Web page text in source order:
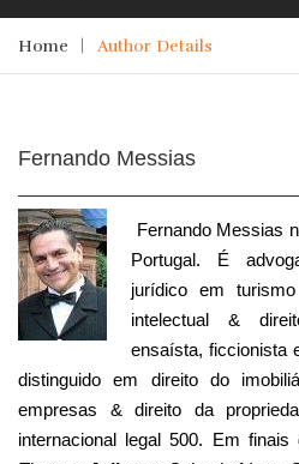
Home Author Details
Fernando Messias
Fernando Messias
Portugal. É
jurídico em
intelectual &
ensaísta, ficcionista
distinguido em direito do
empresas & direito da
internacional legal 500. Em